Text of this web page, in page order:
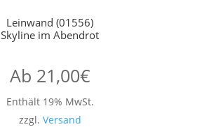
Leinwand (01556)
Skyline im Abendrot
Ab 21,00€
Enthält 19% MwSt.
zzgl. Versand